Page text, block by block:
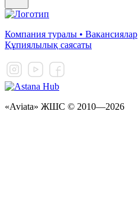
Компания туралы • Вакансиялар
Құпиялылық саясаты
«Aviata» ЖШС © 2010—2026